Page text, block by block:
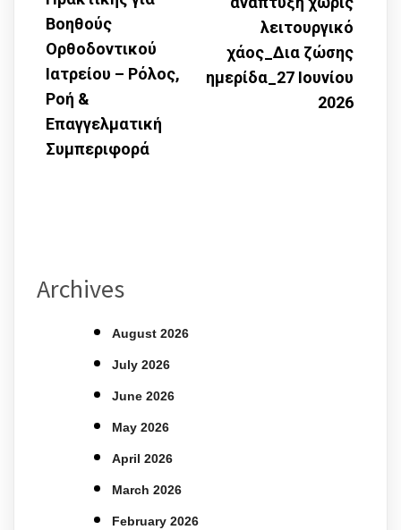
Βοηθούς
Ορθοδοντικού
Ιατρείου – Ρόλος,
Ροή &
Επαγγελματική
Συμπεριφορά
λειτουργικό
χάος_Δια ζώσης
ημερίδα_27 Ιουνίου
2026
Archives
August 2026
July 2026
June 2026
May 2026
April 2026
March 2026
February 2026